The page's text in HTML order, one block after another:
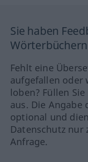
Sie haben
Fehlt eine
aufgefallen oder
loben? Füllen
aus. Die Angabe
optional und
Datenschutz
Anfrage.